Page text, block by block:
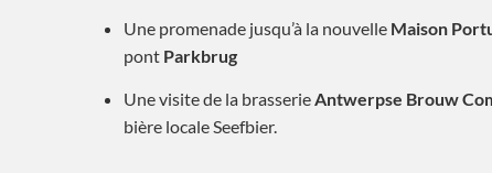
Une promenade jusqu’à la nouvelle Maison
pont Parkbrug
Une visite de la brasserieAntwerpse Brouw
bière locale Seefbier.